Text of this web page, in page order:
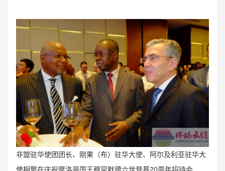
非盟驻华使团团长、刚果（布）驻华大使、阿尔及利亚驻华大